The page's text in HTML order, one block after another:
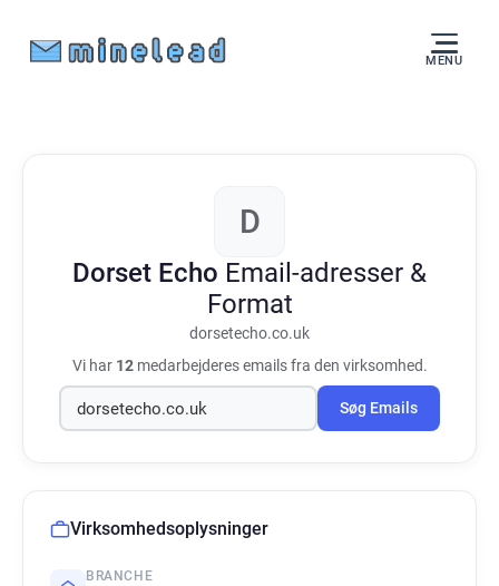
MENU
D
Dorset Echo Email-adresser &
Format
dorsetecho.co.uk
Vi har 12medarbejderes emails fra den virksomhed.
Søg Emails
Virksomhedsoplysninger
BRANCHE